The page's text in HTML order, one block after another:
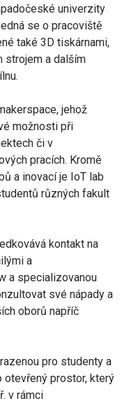
univerzity
se o pracoviště
také 3D tiskárnami,
strojem a dalším
jehož
možnosti při
či v
pracích. Kromě
a inovací je IoT lab
různých fakult
kontakt na
a
a specializovanou
své nápady a
oborů napříč
pro studenty a
otevřený prostor, který
v rámci